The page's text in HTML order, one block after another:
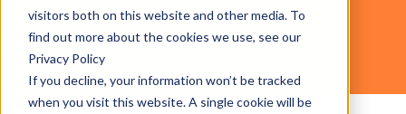
visitors both on this website and other media. To
find out more about the cookies we use, see our
Privacy Policy
If you decline, your information won’t be tracked
when you visit this website. A single cookie will be
CAR AXESS NG ENTRY / EXIT